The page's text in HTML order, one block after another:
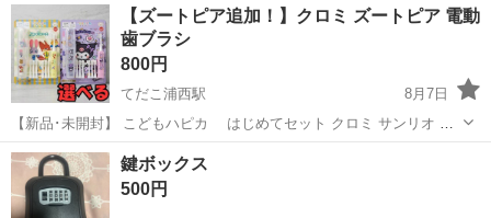
【ズートピア追加！】クロミ ズートピア 電動
歯ブラシ
800円
てだこ浦西駅
8月7日
【新品･未開封】 こどもハピカ はじめてセット クロミ サンリオ ズ
ートピア ディズニー 電動歯ブラシ 歯ブラシ ケース付 替えブラシ
6本
沖縄 中頭郡 てだこ浦西駅
鍵ボックス
500円